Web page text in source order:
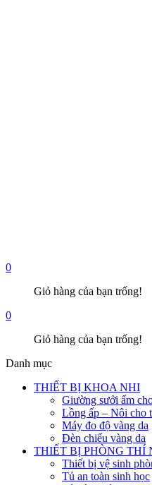
0
Giỏ hàng của bạn trống!
0
Giỏ hàng của bạn trống!
Danh mục
THIẾT BỊ KHOA NHI
Giường sưởi ấm
Lồng ấp – Nôi cho
Máy đo độ vàng da
Đèn chiếu vàng da
THIẾT BỊ PHÒNG THÍ
Thiết bị vệ sinh
Tủ an toàn sinh học